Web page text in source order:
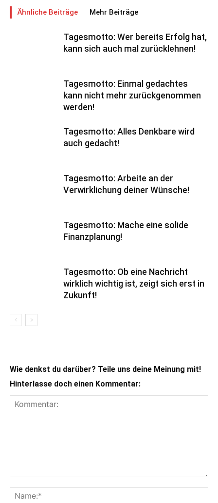
Ähnliche Beiträge Mehr Beiträge
Tagesmotto: Wer bereits Erfolg hat,
kann sich auch mal zurücklehnen!
Tagesmotto: Einmal gedachtes
kann nicht mehr zurückgenommen
werden!
Tagesmotto: Alles Denkbare wird
auch gedacht!
Tagesmotto: Arbeite an der
Verwirklichung deiner Wünsche!
Tagesmotto: Mache eine solide
Finanzplanung!
Tagesmotto: Ob eine Nachricht
wirklich wichtig ist, zeigt sich erst in
Zukunft!
Wie denkst du darüber? Teile uns deine Meinung mit!
Hinterlasse doch einen Kommentar: